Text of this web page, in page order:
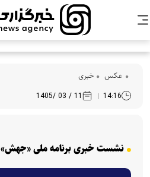
عکس خبری
14:16
11 / 03 /1405
نشست خبری برنامه ملی «جهش»